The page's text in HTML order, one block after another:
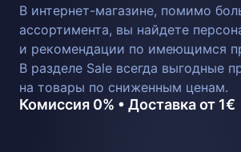
В интернет-магазине, помимо
ассортимента, вы найдете
и рекомендации по имеющимся
В разделе Sale всегда выгодные
на товары по сниженным ценам.
Комиссия 0% • Доставка от 1€